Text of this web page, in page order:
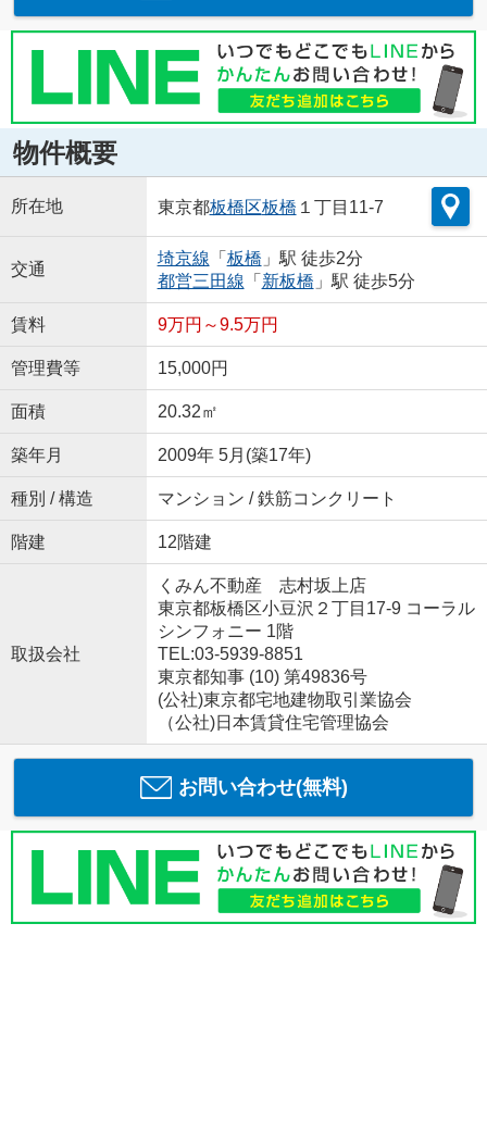
物件概要
所在地 東京都板橋区板橋 １丁目11-7
交通
埼京線 「 板橋 」駅 徒歩2分
都営三田線 「 新板橋 」駅 徒歩5分
賃料 9万円～9.5万円
管理費等 15,000円
面積 20.32㎡
築年月 2009年 5月(築17年)
種別 / 構造 マンション / 鉄筋コンクリート
階建 12階建
取扱会社
くみん不動産 志村坂上店
東京都板橋区小豆沢２丁目17-9 コーラル
シンフォニー 1階
TEL:03-5939-8851
東京都知事 (10) 第49836号
(公社)東京都宅地建物取引業協会
（公社)日本賃貸住宅管理協会
お問い合わせ(無料)